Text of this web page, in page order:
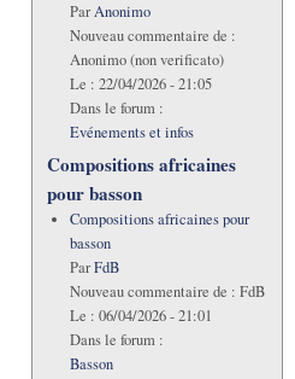
ParAnonimo
Nouveau commentaire de :
Anonimo (non verificato)
Le : 22/04/2026 - 21:05
Dans le forum :
Evénements et infos
Compositions africaines
pour basson
Compositions africaines pour
basson
ParFdB
Nouveau commentaire de : FdB
Le : 06/04/2026 - 21:01
Dans le forum :
Basson